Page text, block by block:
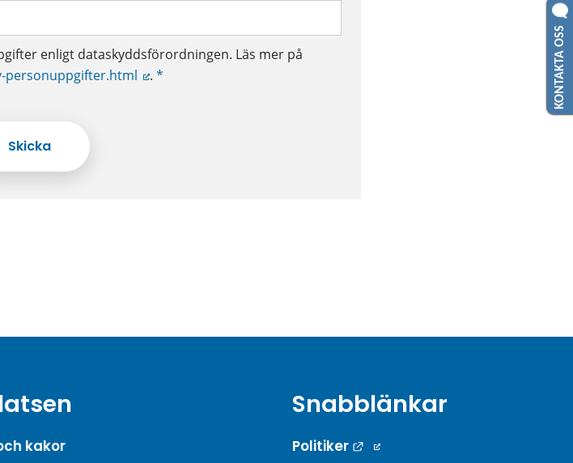
enligt dataskyddsförordningen. Läs mer på
personuppgifter.html . *
kakor
Snabblänkar
Politiker Länk till annan webbplats.
KONTAKTA OSS